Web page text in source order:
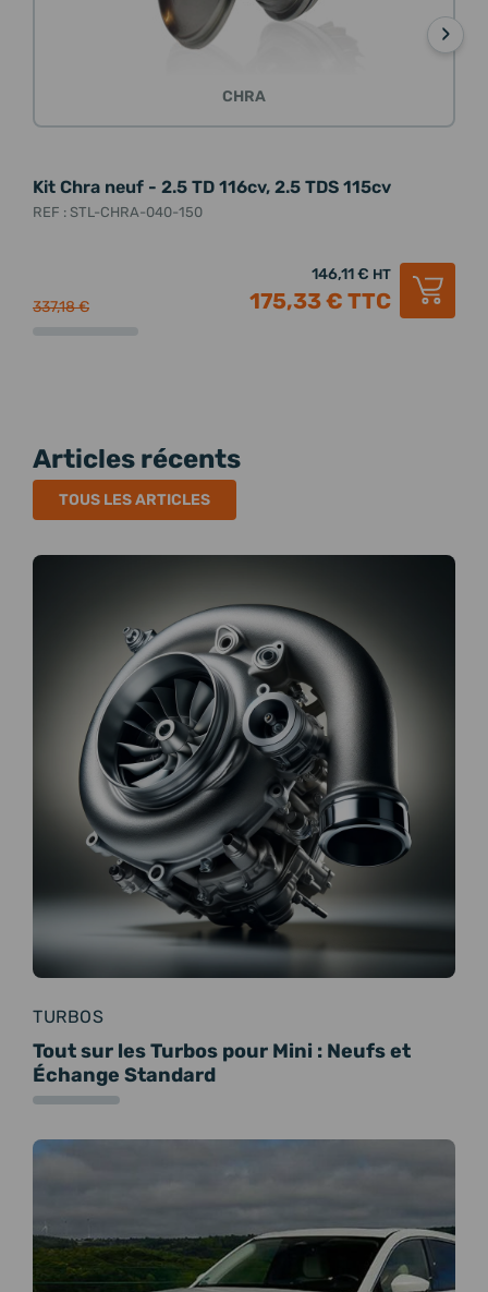
›
CHRA
Kit Chra neuf - 2.5 TD 116cv, 2.5 TDS 115cv
REF : STL-CHRA-040-150
337,18 €
146,11 € HT
175,33 € TTC
Articles récents
TOUS LES ARTICLES
TURBOS
Tout sur les Turbos pour Mini : Neufs et
Échange Standard